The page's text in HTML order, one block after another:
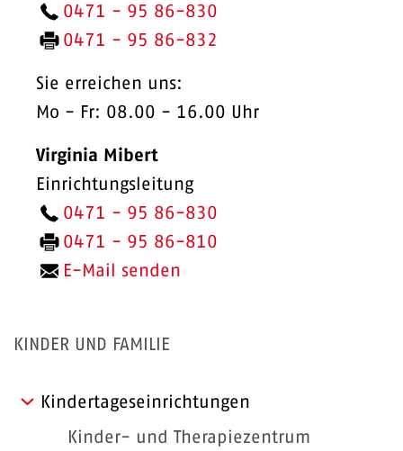
0471 - 95 86-830
0471 - 95 86-832
Sie erreichen uns:
Mo - Fr: 08.00 - 16.00 Uhr
Virginia Mibert
Einrichtungsleitung
0471 - 95 86-830
0471 - 95 86-810
E-Mail senden
KINDER UND FAMILIE
Kindertageseinrichtungen
Kinder- und Therapiezentrum